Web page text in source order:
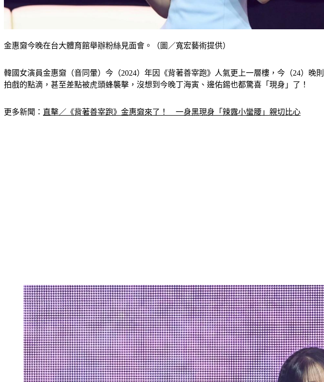
金惠奫今晚在台大體育館舉辦粉絲見面會。（圖／寬宏藝術提供）
韓國女演員金惠奫（音同暈）今（2024）年因《背著善宰跑》人氣更上一層樓，今（24）
拍戲的點滴，甚至差點被虎頭蜂襲擊，沒想到今晚丁海寅、邊佑錫也都驚喜「現身」了！
更多新聞： 直擊／《背著善宰跑》金惠奫來了！　一身黑現身「辣露小蠻腰」親切比心